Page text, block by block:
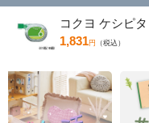
コクヨ ケシピ
1,831円 （税込）